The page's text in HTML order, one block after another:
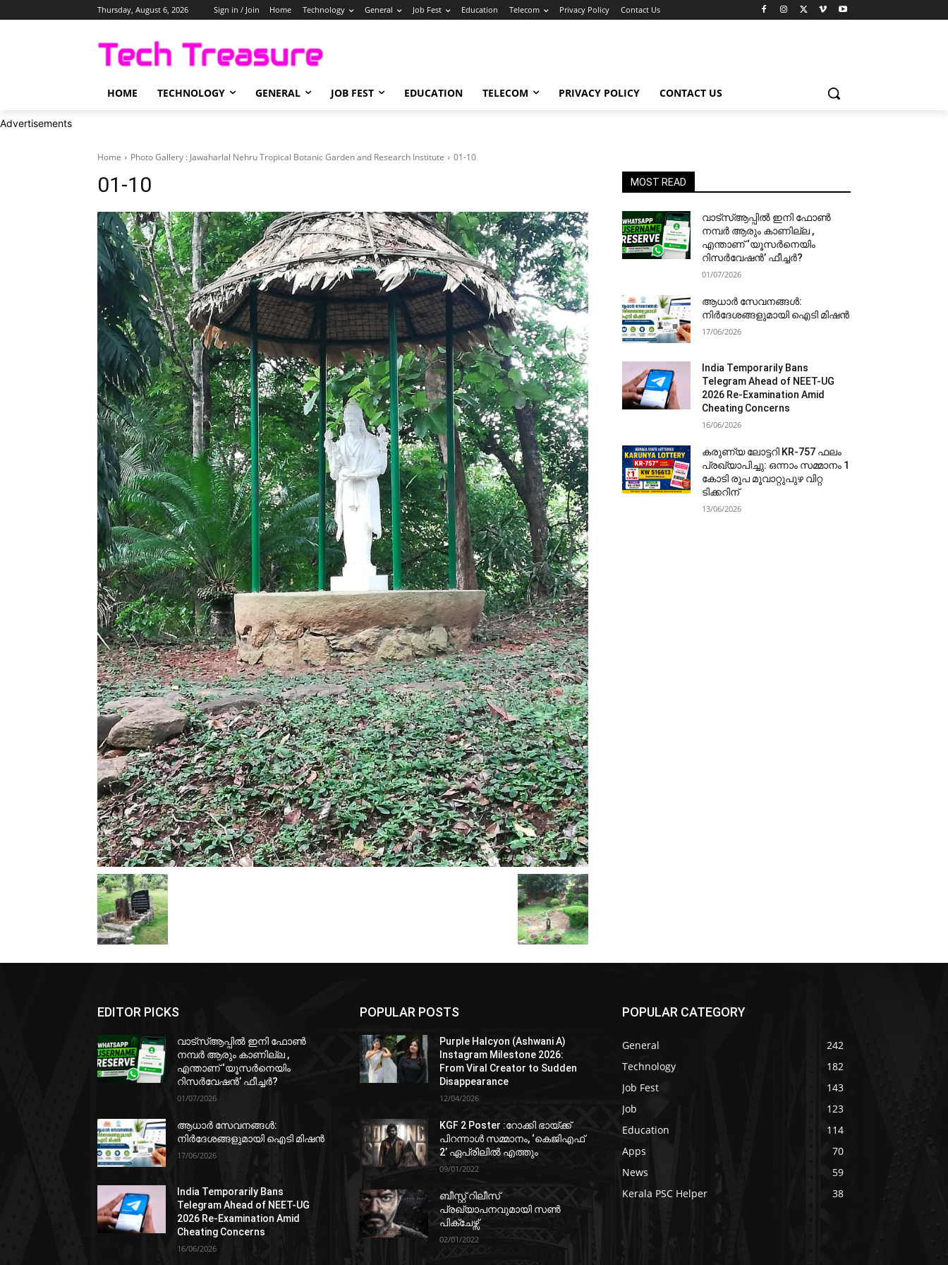
Thursday, August 6, 2026 Sign in / Join Home Technology General Job Fest Education Telecom Privacy Policy Contact Us
HOME TECHNOLOGY GENERAL JOB FEST EDUCATION TELECOM PRIVACY POLICY CONTACT US
Advertisements
Home Photo Gallery : Jawaharlal Nehru Tropical Botanic Garden and Research Institute 01-10
01-10 MOST READ
വാട്‌സ്ആപ്പിൽ ഇനി ഫോൺ
നമ്പർ ആരും കാണില്ല ,
എന്താണ് ‘യൂസർനെയിം
റിസർവേഷൻ’ ഫീച്ചർ?
01/07/2026
ആധാർ സേവനങ്ങൾ:
നിർദേശങ്ങളുമായി ഐടി മിഷൻ
17/06/2026
India Temporarily Bans
Telegram Ahead of NEET-UG
2026 Re-Examination Amid
Cheating Concerns
16/06/2026
കരുണ്യ ലോട്ടറി KR-757 ഫലം
പ്രഖ്യാപിച്ചു: ഒന്നാം സമ്മാനം 1
കോടി രൂപ മൂവാറ്റുപുഴ വിറ്റ
ടിക്കറിന്
13/06/2026
EDITOR PICKS
വാട്‌സ്ആപ്പിൽ ഇനി ഫോൺ
നമ്പർ ആരും കാണില്ല ,
എന്താണ് ‘യൂസർനെയിം
റിസർവേഷൻ’ ഫീച്ചർ?
01/07/2026
ആധാർ സേവനങ്ങൾ:
നിർദേശങ്ങളുമായി ഐടി മിഷൻ
17/06/2026
India Temporarily Bans
Telegram Ahead of NEET-UG
2026 Re-Examination Amid
Cheating Concerns
16/06/2026
POPULAR POSTS
Purple Halcyon (Ashwani A)
Instagram Milestone 2026:
From Viral Creator to Sudden
Disappearance
12/04/2026
KGF 2 Poster :റോക്കി ഭായ്ക്ക്
പിറന്നാൾ സമ്മാനം, ‘കെജിഎഫ്
2’ ഏപ്രിലിൽ എത്തും
09/01/2022
ബീസ്റ്റ് റിലീസ്
പ്രഖ്യാപനവുമായി സണ്‍
പിക്ചേഴ്സ്
02/01/2022
POPULAR CATEGORY
General
242
Technology
182
Job Fest
143
Job
123
Education
114
Apps
70
News
59
Kerala PSC Helper
38